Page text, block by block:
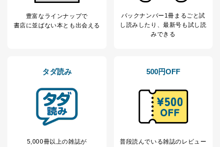
豊富なラインナップで
書店に並ばない本とも出会える
バックナンバー1冊まるごと試
し読み したり、最新号も試し読
みできる
タダ読み
5,000冊以上の雑誌が
500円OFF
普段読んでいる雑誌のレビュー